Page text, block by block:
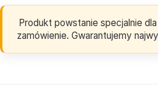
Produkt powstanie specjalnie
zamówienie. Gwarantujemy